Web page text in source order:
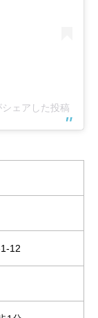
ェアした投稿
12